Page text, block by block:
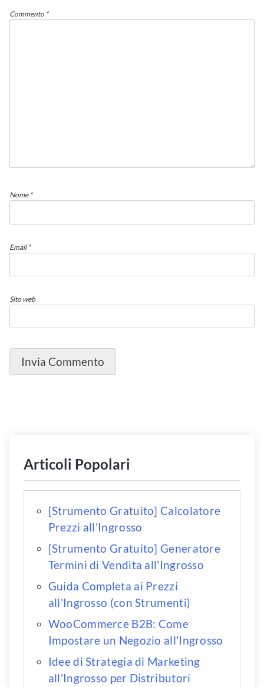
Commento *
Nome *
Email*
Sito web
Articoli Popolari
[Strumento Gratuito] Calcolatore
Prezzi all'Ingrosso
[Strumento Gratuito] Generatore
Termini di Vendita all'Ingrosso
Guida Completa ai Prezzi
all'Ingrosso (con Strumenti)
WooCommerce B2B: Come
Impostare un Negozio all'Ingrosso
Idee di Strategia di Marketing
all'Ingrosso per Distributori